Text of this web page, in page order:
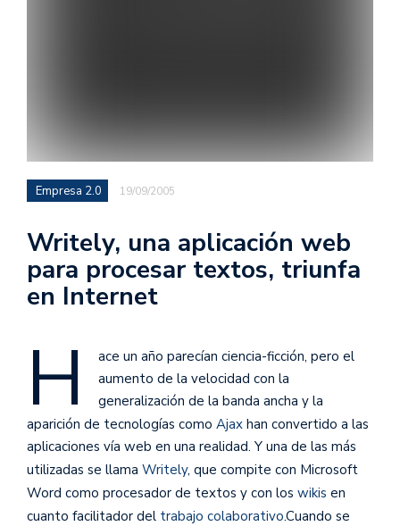
Empresa 2.0 19/09/2005
Writely, una aplicación web
para procesar textos, triunfa
en Internet
H
ace un año parecían ciencia-ficción, pero el
aumento de la velocidad con la
generalización de la banda ancha y la
aparición de tecnologías como Ajax han convertido a las
aplicaciones vía web en una realidad. Y una de las más
utilizadas se llama Writely, que compite con Microsoft
Word como procesador de textos y con los wikis en
cuanto facilitador del trabajo colaborativo.Cuando se